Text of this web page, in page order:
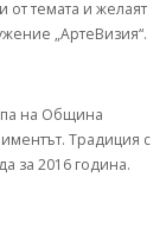
от темата и желаят
„АртеВизия“.
на Община
Традиция с
за 2016 година.